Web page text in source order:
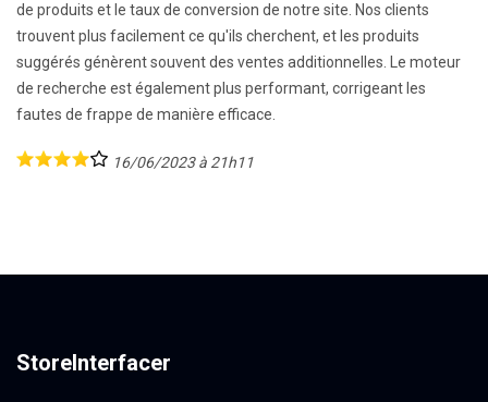
de produits et le taux de conversion de notre site. Nos clients
trouvent plus facilement ce qu'ils cherchent, et les produits
suggérés génèrent souvent des ventes additionnelles. Le moteur
de recherche est également plus performant, corrigeant les
fautes de frappe de manière efficace.
16/06/2023 à 21h11
StoreInterfacer